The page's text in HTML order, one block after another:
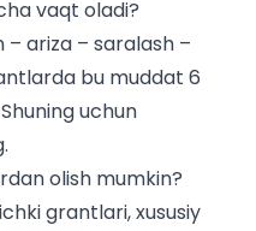
vaqt oladi?
– ariza – saralash –
bu muddat 6
uchun
olish mumkin?
grantlari, xususiy